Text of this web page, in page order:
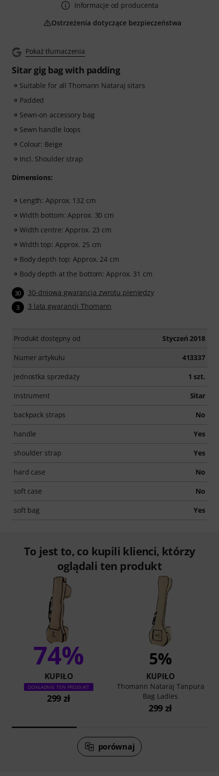
Pokaż tłumaczenia
Sitar gig bag with padding
Suitable for all Thomann Nataraj sitars
Padded
Sewn-on accessory bag
Sewn handle loops
Colour: Beige
Incl. Shoulder strap
Dimensions:
Length: Approx. 132 cm
Width bottom: Approx. 30 cm
Width centre: Approx. 23 cm
Width top: Approx. 25 cm
Body depth top: Approx. 24 cm
Body depth at the bottom: Approx. 31 cm
30 30-dniowa gwarancja zwrotu pieniędzy
3 3 lata gwarancji Thomann
Produkt dostępny od Styczeń 2018
Numer artykułu 413337
Jednostka sprzedaży 1 szt.
Instrument Sitar
backpack straps No
handle Yes
shoulder strap Yes
hard case No
soft case No
soft bag Yes
Informacje od producenta
Ostrzeżenia dotyczące bezpieczeństwa
To jest to, co kupili klienci, którzy
oglądali ten produkt
74%
KUPIŁO
DOKŁADNIE TEN PRODUKT
299 zł
5%
KUPIŁO
Thomann Nataraj Tanpura
Bag Ladies
299 zł
porównaj